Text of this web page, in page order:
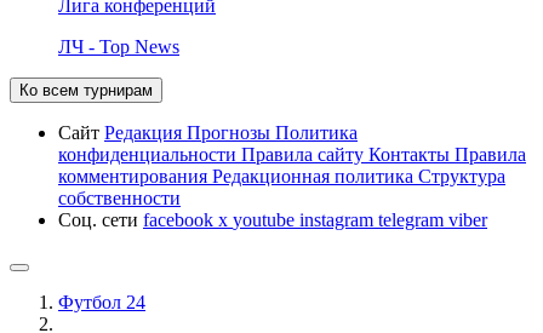
Лига конференций
ЛЧ - Top News
Ко всем турнирам
Сайт Редакция Прогнозы Политика
конфиденциальности Правила сайту Контакты Правила
комментирования Редакционная политика Структура
собственности
Соц. сети facebook x youtube instagram telegram viber
Футбол 24